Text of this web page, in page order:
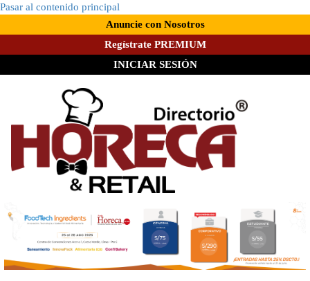
Pasar al contenido principal
Anuncie con Nosotros
Regístrate PREMIUM
INICIAR SESIÓN